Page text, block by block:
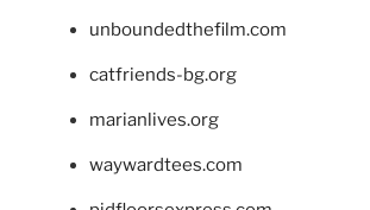
unboundedthefilm.com
catfriends-bg.org
marianlives.org
waywardtees.com